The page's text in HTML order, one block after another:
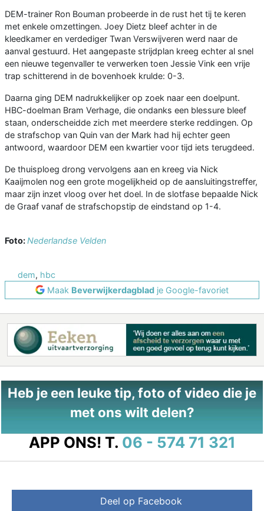
DEM-trainer Ron Bouman probeerde in de rust het tij te keren
met enkele omzettingen. Joey Dietz bleef achter in de
kleedkamer en verdediger Twan Verswijveren werd naar de
aanval gestuurd. Het aangepaste strijdplan kreeg echter al snel
een nieuwe tegenvaller te verwerken toen Jessie Vink een vrije
trap schitterend in de bovenhoek krulde: 0-3.
Daarna ging DEM nadrukkelijker op zoek naar een doelpunt.
HBC-doelman Bram Verhage, die ondanks een blessure bleef
staan, onderscheidde zich met meerdere sterke reddingen. Op
de strafschop van Quin van der Mark had hij echter geen
antwoord, waardoor DEM een kwartier voor tijd iets terugdeed.
De thuisploeg drong vervolgens aan en kreeg via Nick
Kaaijmolen nog een grote mogelijkheid op de aansluitingstreffer,
maar zijn inzet vloog over het doel. In de slotfase bepaalde Nick
de Graaf vanaf de strafschopstip de eindstand op 1-4.
Foto:Nederlandse Velden
dem, hbc
Maak Beverwijkerdagblad je Google-favoriet
Heb je een leuke tip, foto of video die je
met ons wilt delen?
APP ONS! T. 06 - 574 71 321
Deel op Facebook